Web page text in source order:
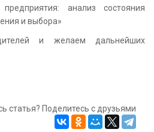
анализ состояния
и выбора»
и желаем дальнейших
статья? Поделитесь с друзьями